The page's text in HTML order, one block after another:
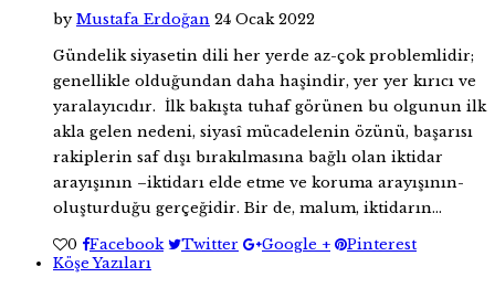
byMustafa Erdoğan 24 Ocak 2022
Gündelik siyasetin dili her yerde az-çok problemlidir;
genellikle olduğundan daha haşindir, yer yer kırıcı ve
yaralayıcıdır. İlk bakışta tuhaf görünen bu olgunun ilk
akla gelen nedeni, siyasî mücadelenin özünü, başarısı
rakiplerin saf dışı bırakılmasına bağlı olan iktidar
arayışının –iktidarı elde etme ve koruma arayışının-
oluşturduğu gerçeğidir. Bir de, malum, iktidarın…
0
Facebook Twitter Google +
Pinterest
Köşe Yazıları